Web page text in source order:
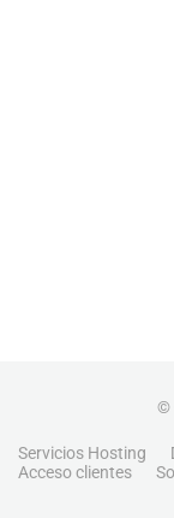
©
Servicios Hosting
Acceso clientes